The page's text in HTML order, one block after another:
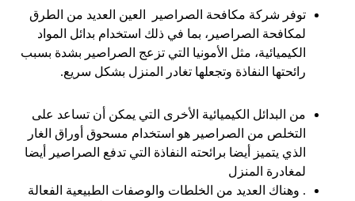
توفر شركة مكافحة الصراصير العين العديد من الطرق
لمكافحة الصراصير، بما في ذلك استخدام بدائل المواد
الكيميائية، مثل الأمونيا التي تزعج الصراصير بشدة بسبب
رائحتها النفاذة وتجعلها تغادر المنزل بشكل سريع.
من البدائل الكيميائية الأخرى التي يمكن أن تساعد على
التخلص من الصراصير هو استخدام مسحوق أوراق الغار
الذي يتميز أيضا برائحته النفاذة التي تدفع الصراصير أيضا
لمغادرة المنزل
. وهناك العديد من الخلطات والوصفات الطبيعية الفعالة